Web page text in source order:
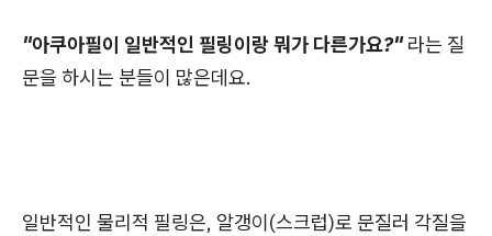
"아쿠아필이 일반적인 필링이랑 뭐가 다른가요?"라는 질
문을 하시는 분들이 많은데요.
일반적인 물리적 필링은, 알갱이(스크럽)로 문질러 각질을